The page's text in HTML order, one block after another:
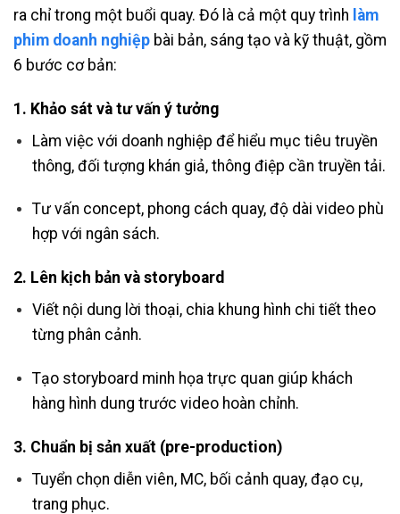
ra chỉ trong một buổi quay. Đó là cả một quy trình làm
phim doanh nghiệp bài bản, sáng tạo và kỹ thuật, gồm
6 bước cơ bản:
1. Khảo sát và tư vấn ý tưởng
Làm việc với doanh nghiệp để hiểu mục tiêu truyền
thông, đối tượng khán giả, thông điệp cần truyền tải.
Tư vấn concept, phong cách quay, độ dài video phù
hợp với ngân sách.
2. Lên kịch bản và storyboard
Viết nội dung lời thoại, chia khung hình chi tiết theo
từng phân cảnh.
Tạo storyboard minh họa trực quan giúp khách
hàng hình dung trước video hoàn chỉnh.
3. Chuẩn bị sản xuất (pre-production)
Tuyển chọn diễn viên, MC, bối cảnh quay, đạo cụ,
trang phục.